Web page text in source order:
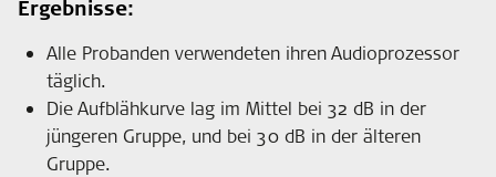
Ergebnisse:
Alle Probanden verwendeten ihren Audioprozessor
täglich.
Die Aufblähkurve lag im Mittel bei 32 dB in der
jüngeren Gruppe, und bei 30 dB in der älteren
Gruppe.